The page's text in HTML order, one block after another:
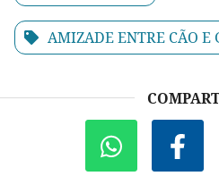
AMIZADE ENTRE CÃO E